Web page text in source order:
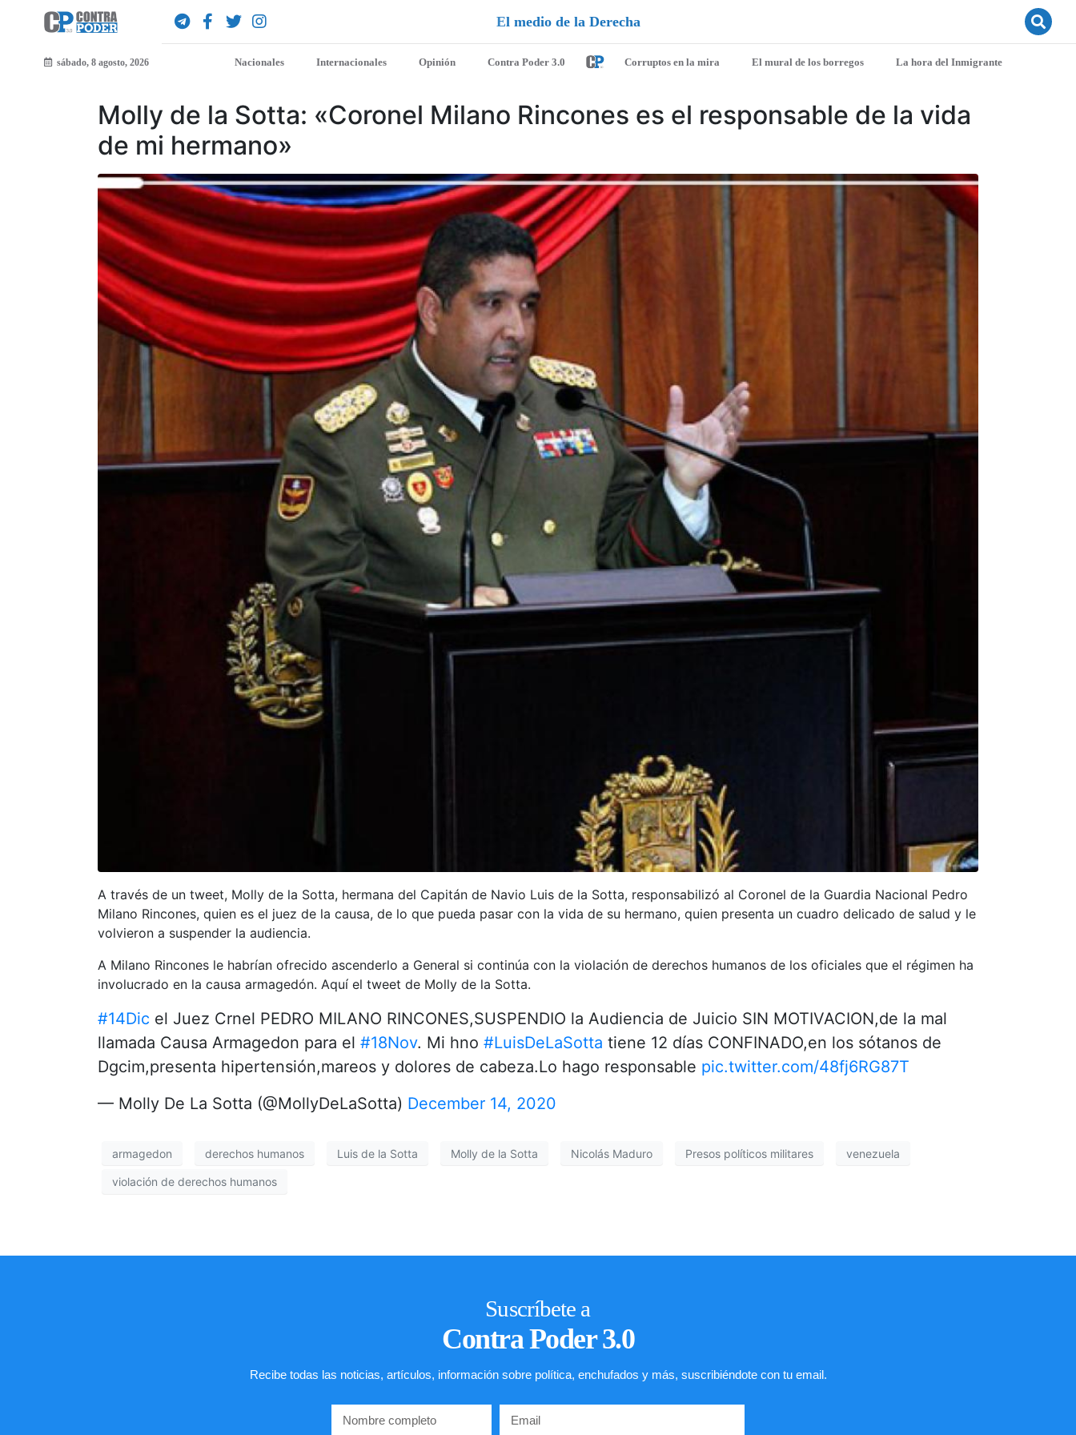
a Derecha
sábado, 8 agosto, 2026 Nacionales Internacionales Opinión Contra Poder 3.0 Corruptos en la mira El mural de los borregos La hora del Inmigrante
Molly de la Sotta: «Coronel Milano Rincones es el responsable de la vida
de mi hermano»
A través de un tweet, Molly de la Sotta, hermana del Capitán de Navio Luis de la Sotta, responsabilizó al Coronel de la Guardia Nacional Pedro
Milano Rincones, quien es el juez de la causa, de lo que pueda pasar con la vida de su hermano, quien presenta un cuadro delicado de salud y le
volvieron a suspender la audiencia.
A Milano Rincones le habrían ofrecido ascenderlo a General si continúa con la violación de derechos humanos de los oficiales que el régimen ha
involucrado en la causa armagedón. Aquí el tweet de Molly de la Sotta.
#14Dic el Juez Crnel PEDRO MILANO RINCONES,SUSPENDIO la Audiencia de Juicio SIN MOTIVACION,de la mal
llamada Causa Armagedon para el #18Nov. Mi hno #LuisDeLaSotta tiene 12 días CONFINADO,en los sótanos de
Dgcim,presenta hipertensión,mareos y dolores de cabeza.Lo hago responsable pic.twitter.com/48fj6RG87T
— Molly De La Sotta (@MollyDeLaSotta) December 14, 2020
armagedon derechos humanos Luis de la Sotta Molly de la Sotta Nicolás Maduro Presos políticos militares venezuela
violación de derechos humanos
Suscríbete a
Contra Poder 3.0
Recibe todas las noticias, artículos, información sobre política, enchufados y más, suscribiéndote con tu email.